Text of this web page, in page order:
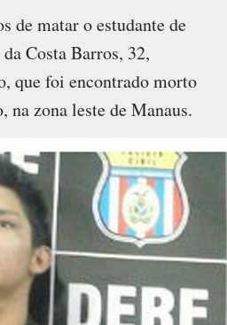
de matar o estudante de
Costa Barros, 32,
que foi encontrado morto
na zona leste de Manaus.